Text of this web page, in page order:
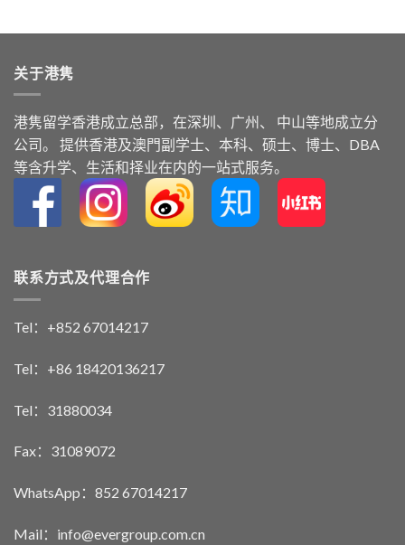
关于港隽
港隽留学⾹港成⽴总部，在深圳、广州、 中⼭等地成⽴分
公司。 提供⾹港及澳⾨副学⼠、本科、硕⼠、博⼠、DBA
等含升学、⽣活和择业在内的⼀站式服务。
联系方式及代理合作
Tel：+852 67014217
Tel：+86 18420136217
Tel：31880034
Fax：31089072
WhatsApp：852 67014217
Mail：info@evergroup.com.cn